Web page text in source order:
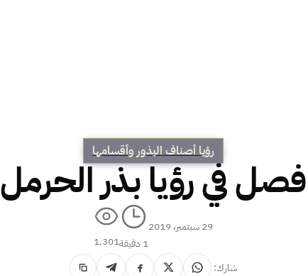
رؤيا أصناف البذور وأقسامها
فصل في رؤيا بذر الحرمل
29 سبتمبر، 2019
1 دقيقة
1٬301
شارك: